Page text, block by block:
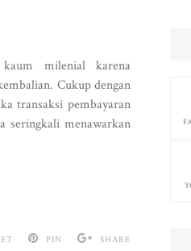
milenial karena
Cukup dengan
transaksi pembayaran
seringkali menawarkan
PIN SHARE